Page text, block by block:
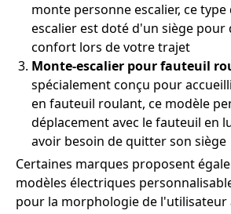
monte personne escalier, ce
escalier est doté d'un siège pour
confort lors de votre trajet
Monte-escalier pour fauteuil
spécialement conçu pour
en fauteuil roulant, ce modèle
déplacement avec le fauteuil en
avoir besoin de quitter son siège
Certaines marques proposent
modèles électriques
pour la morphologie de l'utilisateur